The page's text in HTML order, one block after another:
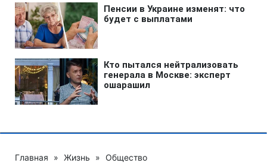
Главная » Жизнь » Общество